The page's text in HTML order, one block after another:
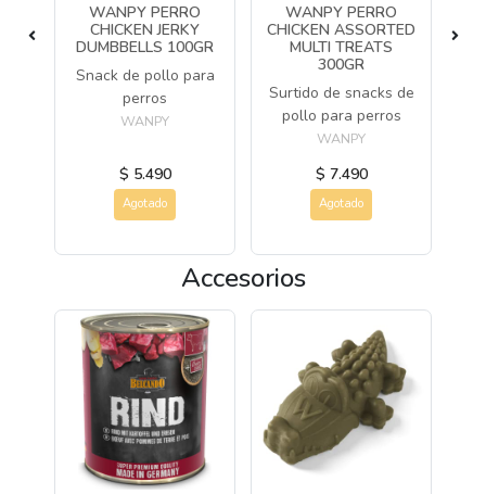
WANPY PERRO
CHICKEN JERKY
DUMBBELLS 100GR
Snack de pollo para
perros
WANPY
$ 5.490
Agotado
WANPY PERRO
CHICKEN ASSORTED
MULTI TREATS
300GR
Surtido de snacks de
pollo para perros
WANPY
$ 7.490
Agotado
Accesorios